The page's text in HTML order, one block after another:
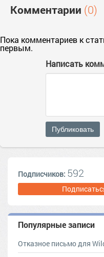
Комментарии (0)
Пока комментариев к
первым.
Написать
Публиковать
Подписчиков: 592
Популярные записи
Отказное письмо для